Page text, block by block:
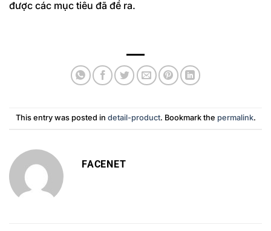
được các mục tiêu đã đề ra.
This entry was posted in detail-product. Bookmark the permalink.
FACENET